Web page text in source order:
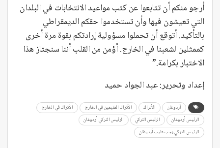
أرجو منكم أن تتابعوا عن كثب مواعيد الانتخابات في البلدان
التي تعيشون فيها وأن تستخدموا حقكم الديمقراطي
بالتأكيد. أتوقع أن تحملوا مسؤولية إرادتكم بقوة مرة أخرى
كممثلين لشعبنا في الخارج. أؤمن من القلب أننا سنجتاز هذا
الاختبار بكرامة.”
إعداد وتحرير: عبد الجواد حميد
أردوغان الأتراك الأتراك المقيمين في الخارج
الأتراك في الخارج
الرئيس أردوغان
الرئيس التركي
الرئيس التركي أردوغان
الرئيس التركي رجب طيب أردوغان